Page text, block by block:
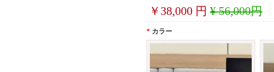
￥ 38,000 円 ¥ 56,000円
* カラー